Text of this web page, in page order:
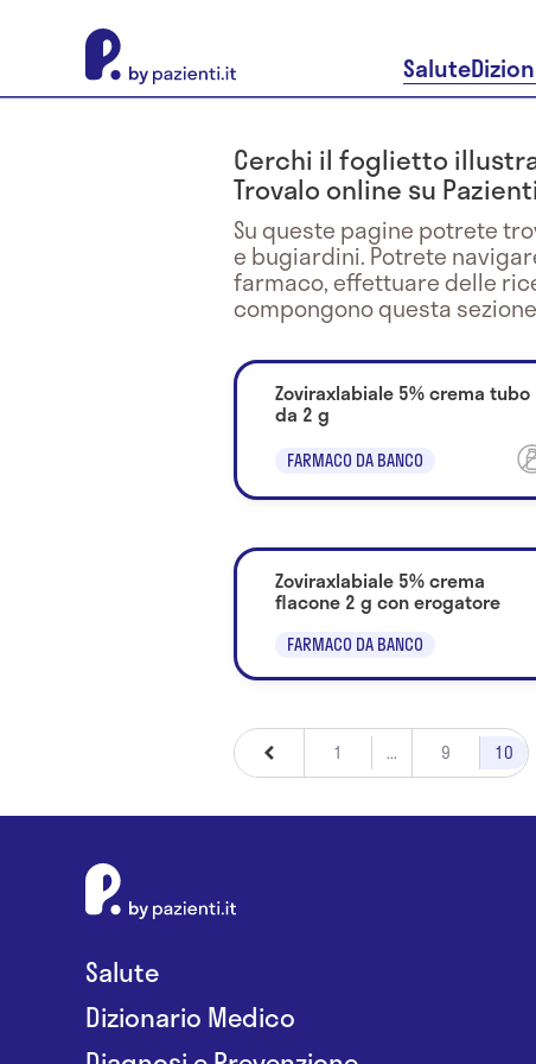
Salute
Cerchi il foglietto
Trovalo online su
Su queste pagine potrete
e bugiardini. Potrete
farmaco, effettuare delle
compongono questa
Zoviraxlabiale 5% crema tubo
da 2 g
FARMACO DA BANCO
Zoviraxlabiale 5% crema
flacone 2 g con erogatore
FARMACO DA BANCO
1 ... 9 10
Salute
Dizionario Medico